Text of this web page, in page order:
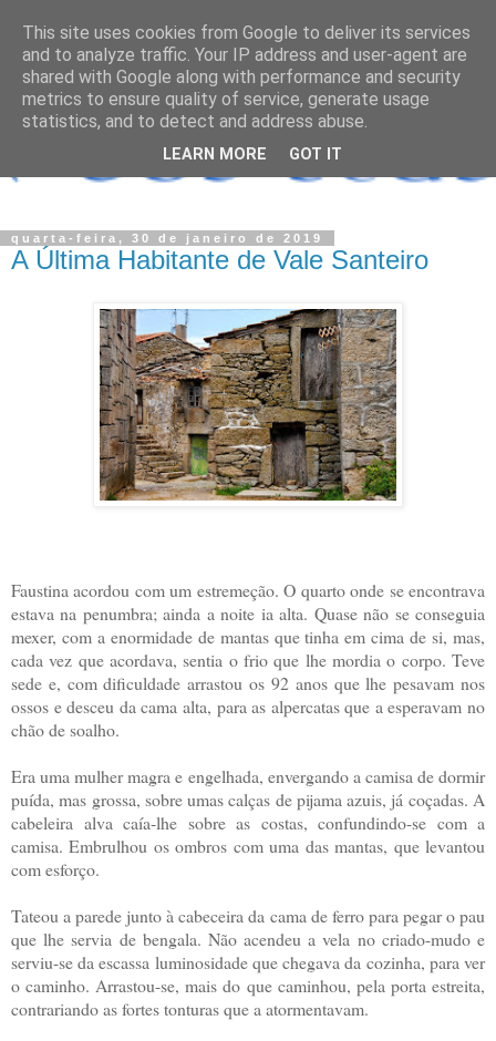
quarta-feira, 30 de janeiro de 2019
A Última Habitante de Vale Santeiro
Faustina acordou com um estremeção. O quarto onde se encontrava
estava na penumbra; ainda a noite ia alta. Quase não se conseguia
mexer, com a enormidade de mantas que tinha em cima de si, mas,
cada vez que acordava, sentia o frio que lhe mordia o corpo. Teve
sede e, com dificuldade arrastou os 92 anos que lhe pesavam nos
ossos e desceu da cama alta, para as alpercatas que a esperavam no
chão de soalho.
Era uma mulher magra e engelhada, envergando a camisa de dormir
puída, mas grossa, sobre umas calças de pijama azuis, já coçadas. A
cabeleira alva caía-lhe sobre as costas, confundindo-se com a
camisa. Embrulhou os ombros com uma das mantas, que levantou
com esforço.
Tateou a parede junto à cabeceira da cama de ferro para pegar o pau
que lhe servia de bengala. Não acendeu a vela no criado-mudo e
serviu-se da escassa luminosidade que chegava da cozinha, para ver
o caminho. Arrastou-se, mais do que caminhou, pela porta estreita,
contrariando as fortes tonturas que a atormentavam.
This site uses cookies from Google to deliver its services
and to analyze traffic. Your IP address and user-agent are
shared with Google along with performance and security
metrics to ensure quality of service, generate usage
statistics, and to detect and address abuse.
LEARN MORE GOT IT